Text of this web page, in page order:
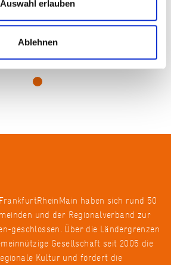
Auswahl erlauben
Ablehnen
haben sich rund 50
und der Regionalverband zur
geschlossen. Über die Ländergrenzen
Gesellschaft seit 2005 die
Kultur und fördert die